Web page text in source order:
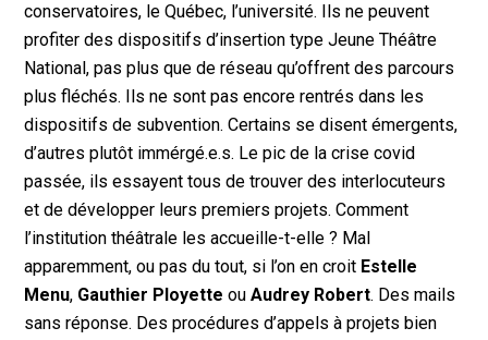
conservatoires, le Québec, l’université. Ils ne peuvent
profiter des dispositifs d’insertion type Jeune Théâtre
National, pas plus que de réseau qu’offrent des parcours
plus fléchés. Ils ne sont pas encore rentrés dans les
dispositifs de subvention. Certains se disent émergents,
d’autres plutôt immérgé.e.s. Le pic de la crise covid
passée, ils essayent tous de trouver des interlocuteurs
et de développer leurs premiers projets. Comment
l’institution théâtrale les accueille-t-elle ? Mal
apparemment, ou pas du tout, si l’on en croit Estelle
Menu, Gauthier Ployette ouAudrey Robert. Des mails
sans réponse. Des procédures d’appels à projets bien